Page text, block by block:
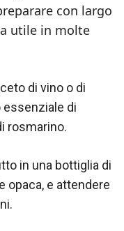
con largo
utile in molte
di vino o di
essenziale di
rosmarino.
in una bottiglia di
opaca, e attendere